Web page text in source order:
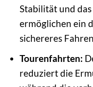
Stabilität und
ermöglichen ein
sichereres
Tourenfahrten:
reduziert die